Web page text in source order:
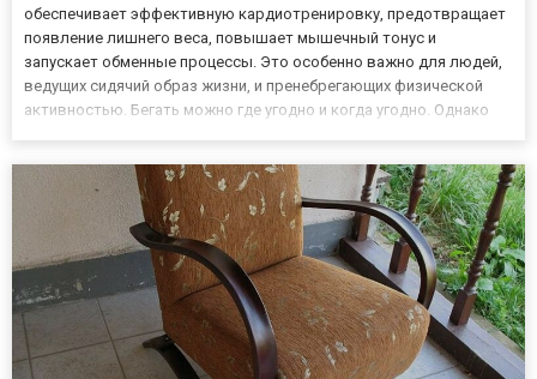
обеспечивает эффективную кардиотренировку, предотвращает
появление лишнего веса, повышает мышечный тонус и
запускает обменные процессы. Это особенно важно для людей,
ведущих сидячий образ жизни, и пренебрегающих физической
активностью. Бегать можно где угодно и когда угодно. Однако